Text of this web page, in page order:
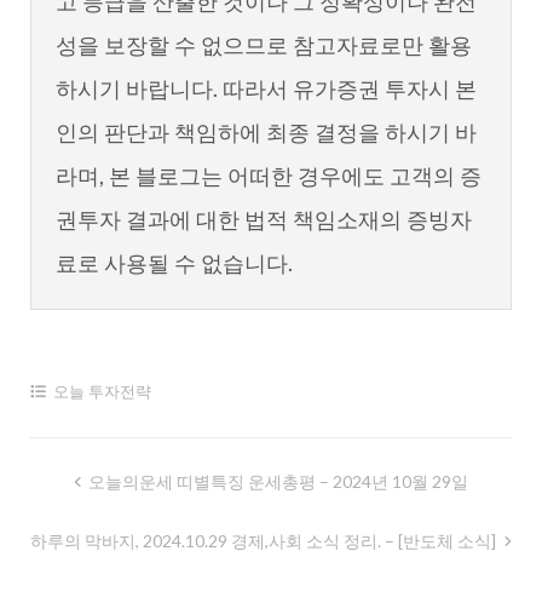
성을 보장할 수 없으므로 참고자료로만 활용
하시기 바랍니다. 따라서 유가증권 투자시 본
인의 판단과 책임하에 최종 결정을 하시기 바
라며, 본 블로그는 어떠한 경우에도 고객의 증
권투자 결과에 대한 법적 책임소재의 증빙자
료로 사용될 수 없습니다.
오늘 투자전략
비
오늘의운세 띠별특징 운세총평 – 2024년 10월 29일
하루의 막바지, 2024.10.29 경제,사회 소식 정리. – [반도체 소식]